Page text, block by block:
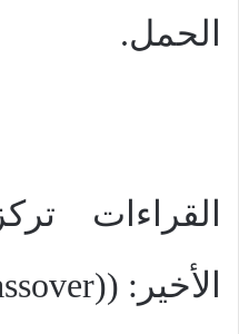
الحمل.
القراءات
الأخير: (